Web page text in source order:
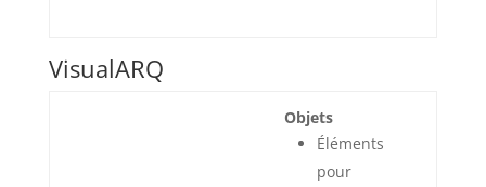
VisualARQ
Objets
Éléments
pour